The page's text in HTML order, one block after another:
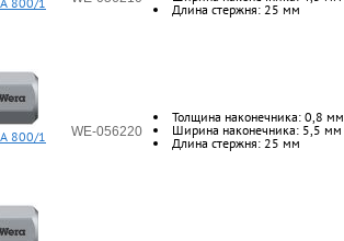
Длина стержня: 25 мм
800/1
WE-056220
Толщина наконечника: 0,8 мм
Ширина наконечника: 5,5 мм
Длина стержня: 25 мм